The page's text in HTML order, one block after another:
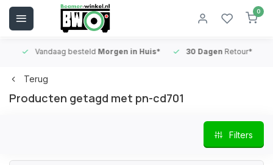
0
Vandaag besteldMorgen in Huis* 30 DagenRetour*
Terug
Producten getagd met pn-cd701
Filters